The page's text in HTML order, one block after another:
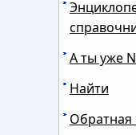
А ты уже
Найти
Обратная